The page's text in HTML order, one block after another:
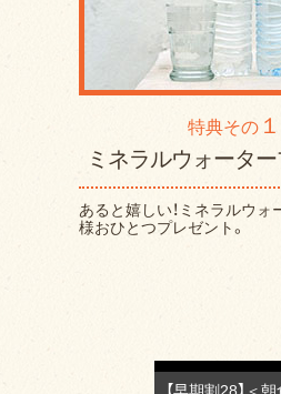
特典その １
ミネラルウォータ
あると嬉しい！ミネラルウォ
様おひとつプレゼント。